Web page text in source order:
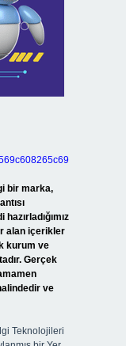
bir marka,
alan içerikler
kurum ve
Gerçek
ve
Teknolojileri